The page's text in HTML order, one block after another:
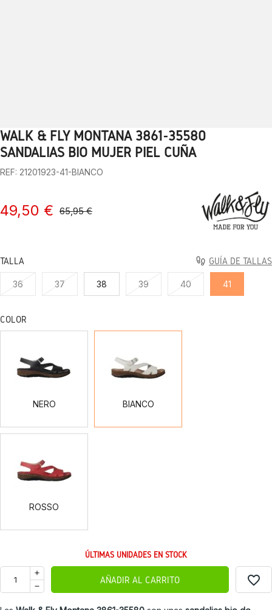
1 2 3 4 5 6 7 8
WALK & FLY MONTANA 3861-35580
SANDALIAS BIO MUJER PIEL CUÑA
REF: 21201923-41-BIANCO
49,50 € 65,95 €
TALLA GUÍA DE TALLAS
36 37 38 39 40 41
COLOR
NERO BIANCO
ROSSO
ÚLTIMAS UNIDADES EN STOCK
AÑADIR AL CARRITO favorite_border